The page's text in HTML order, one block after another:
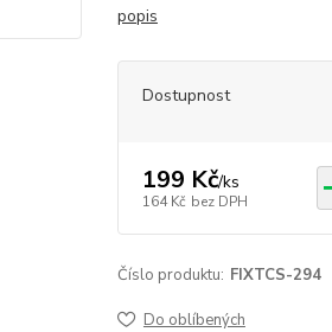
popis
Dostupnost
199 Kč/ks
164 Kč bez DPH
Číslo produktu: FIXTCS-294
Do oblíbených